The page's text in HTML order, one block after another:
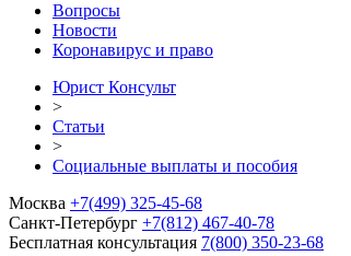
Вопросы
Новости
Коронавирус и право
Юрист Консульт
>
Статьи
>
Социальные выплаты и пособия
Москва +7(499) 325-45-68
Санкт-Петербург +7(812) 467-40-78
Бесплатная консультация 7(800) 350-23-68